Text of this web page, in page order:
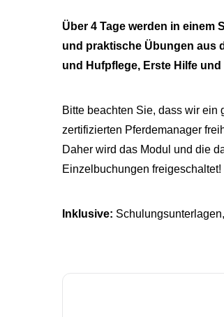
Über 4 Tage werden in
und praktische Übungen aus
und Hufpflege, Erste Hilfe
Bitte beachten Sie, dass wir ein
zertifizierten Pferdemanager
Daher wird das Modul und die
Einzelbuchungen freigeschaltet!
Inklusive: